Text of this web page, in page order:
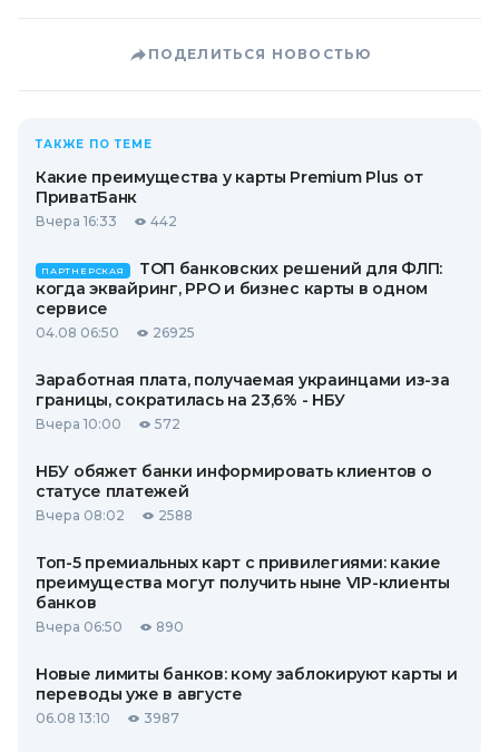
ПОДЕЛИТЬСЯ НОВОСТЬЮ
ТАКЖЕ ПО ТЕМЕ
Какие преимущества у карты Premium Plus от
ПриватБанк
Вчера 16:33 442
ПАРТНЕРСКАЯ
ТОП банковских решений для ФЛП:
когда эквайринг, РРО и бизнес карты в одном
сервисе
04.08 06:50 26925
Заработная плата, получаемая украинцами из-за
границы, сократилась на 23,6% - НБУ
Вчера 10:00 572
НБУ обяжет банки информировать клиентов о
статусе платежей
Вчера 08:02 2588
Топ-5 премиальных карт с привилегиями: какие
преимущества могут получить ныне VIP-клиенты
банков
Вчера 06:50 890
Новые лимиты банков: кому заблокируют карты и
переводы уже в августе
06.08 13:10 3987